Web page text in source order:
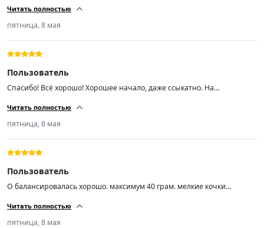
Читать полностью
пятница, 8 мая
Пользователь
Спасибо! Всё хорошо! Хорошее начало, даже ссыкатно. На
30гр. это максимум. Диски стальные ваз r14 заводские 5 лет
эксплуатации. Недокама, блеватти, хердеганд что-то.... Если продавец
точно знает что делает, то можно пожелать только успехов во всём!
Читать полностью
пятница, 8 мая
Пользователь
О балансировалась хорошо. максимум 40 грам. мелкие кочки
Читать полностью
пятница, 8 мая